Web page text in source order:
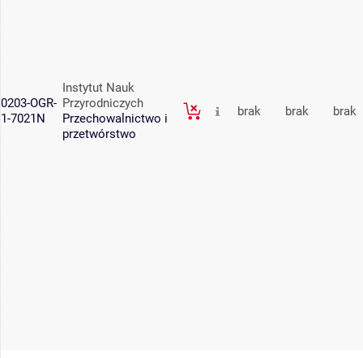
0203-OGR-
1-7021N
Instytut Nauk
Przyrodniczych
Przechowalnictwo i
przetwórstwo
brak brak brak